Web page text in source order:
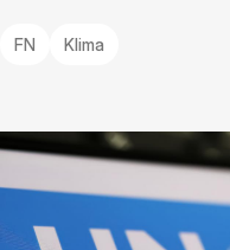
FN Klima